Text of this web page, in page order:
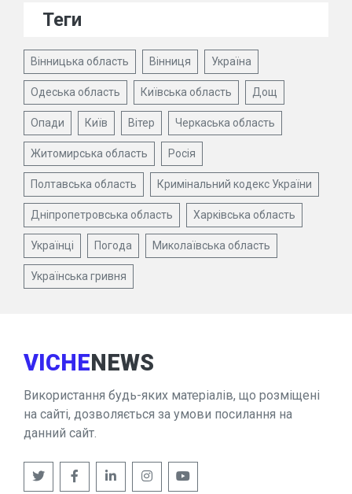
Теги
Вінницька область Вінниця Україна
Одеська область Київська область Дощ
Опади Київ Вітер Черкаська область
Житомирська область Росія
Полтавська область Кримінальний кодекс України
Дніпропетровська область Харківська область
Українці Погода Миколаївська область
Українська гривня
VICHENEWS
Використання будь-яких матеріалів, що розміщені
на сайті, дозволяється за умови посилання на
данний сайт.